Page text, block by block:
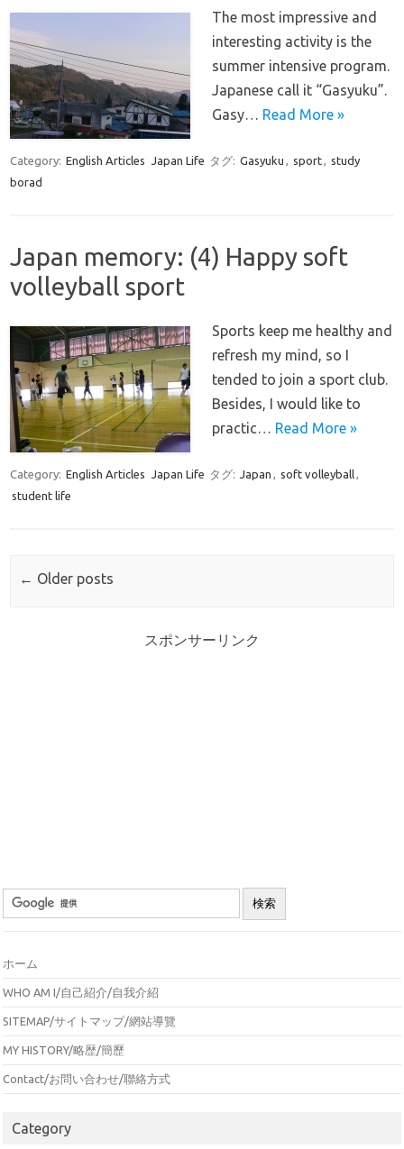
The most impressive and
interesting activity is the
summer intensive program.
Japanese call it “Gasyuku”.
Gasy… Read More »
Category: English Articles Japan Life タグ: Gasyuku , sport, study
borad
Japan memory: (4) Happy soft
volleyball sport
Sports keep me healthy and
refresh my mind, so I
tended to join a sport club.
Besides, I would like to
practic… Read More »
Category: English Articles Japan Life タグ: Japan , soft volleyball,
student life
Post navigation
← Older posts
スポンサーリンク
ホーム
WHO AM I/自己紹介/自我介紹
SITEMAP/サイトマップ/網站導覽
MY HISTORY/略歴/簡歷
Contact/お問い合わせ/聯絡方式
Category